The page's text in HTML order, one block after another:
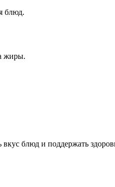
блюд.
жиры.
блюд и поддержать